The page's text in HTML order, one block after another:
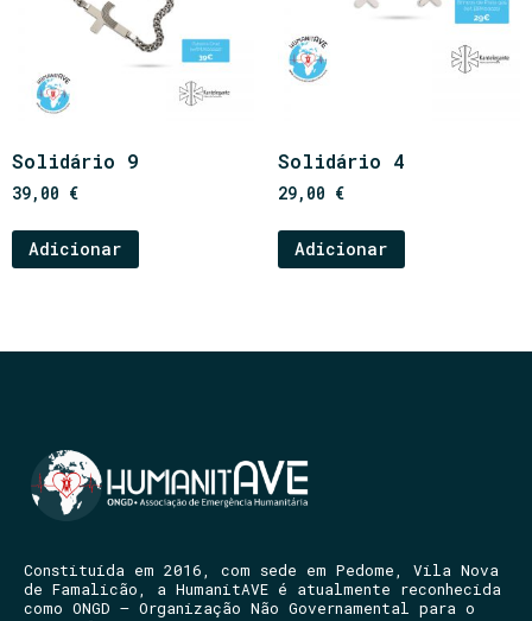
Solidário 9
39,00 €
Adicionar
Solidário 4
29,00 €
Adicionar
Constituída em 2016, com sede em Pedome, Vila Nova
de Famalicão, a HumanitAVE é atualmente reconhecida
como ONGD – Organização Não Governamental para o